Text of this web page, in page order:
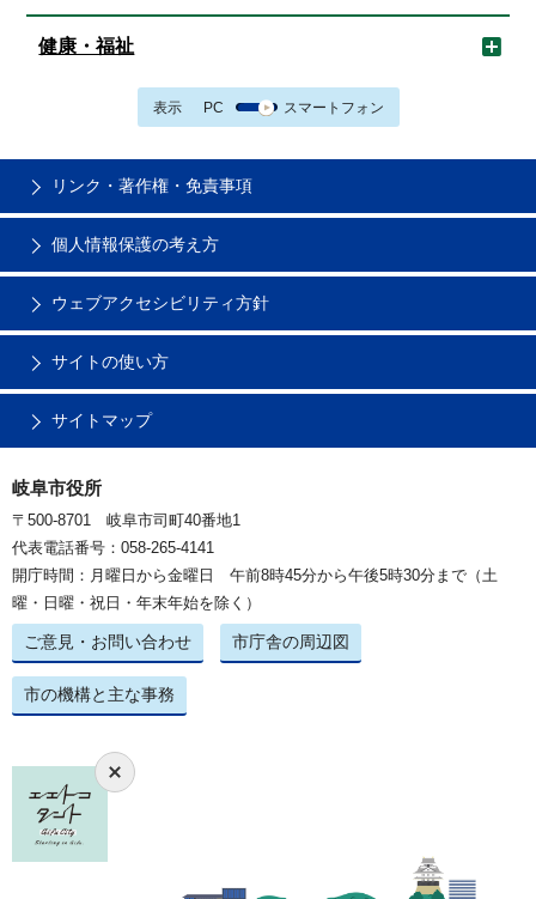
健康・福祉
表示 PC スマートフォン
リンク・著作権・免責事項
個人情報保護の考え方
ウェブアクセシビリティ方針
サイトの使い方
サイトマップ
岐阜市役所
〒500-8701 岐阜市司町40番地1
代表電話番号：058-265-4141
開庁時間：月曜日から金曜日 午前8時45分から午後5時30分まで（土
曜・日曜・祝日・年末年始を除く）
ご意見・お問い合わせ 市庁舎の周辺図
市の機構と主な事務